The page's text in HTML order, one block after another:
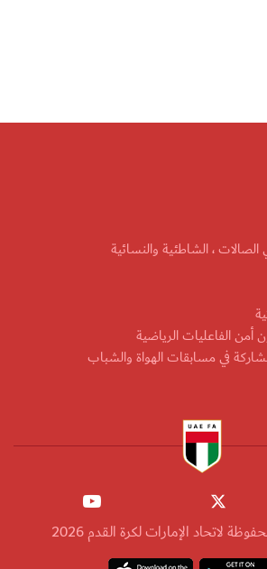
الصالات ، الشاطئية والنسائية
أمن الفاعليات الرياضية
في مسابقات الهواة والشباب
لاتحاد الإمارات لكرة القدم 2026